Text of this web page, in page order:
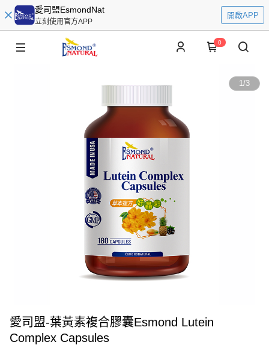
愛司盟EsmondNat
立刻使用官方APP
開啟APP
0
1/3
愛司盟-葉黃素複合膠囊Esmond Lutein
Complex Capsules